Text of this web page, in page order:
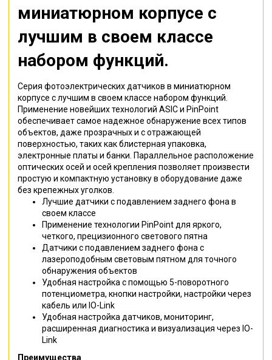
миниатюрном корпусе с
лучшим в своем классе
набором функций.
Серия фотоэлектрических датчиков в миниатюрном
корпусе с лучшим в своем классе набором функций.
Применение новейших технологий ASIC и PinPoint
обеспечивает самое надежное обнаружение всех типов
объектов, даже прозрачных и с отражающей
поверхностью, таких как блистерная упаковка,
электронные платы и банки. Параллельное расположение
оптических осей и осей крепления позволяет произвести
простую и компактную установку в оборудование даже
без крепежных уголков.
Лучшие датчики с подавлением заднего фона в
своем классе
Применение технологии PinPoint для яркого,
четкого, прецизионного светового пятна
Датчики с подавлением заднего фона c
лазероподобным световым пятном для точного
обнаружения объектов
Удобная настройка с помощью 5-поворотного
потенциометра, кнопки настройки, настройки через
кабель или IO-Link
Удобная настройка датчиков, мониторинг,
расширенная диагностика и визуализация через IO-
Link
Преимущества